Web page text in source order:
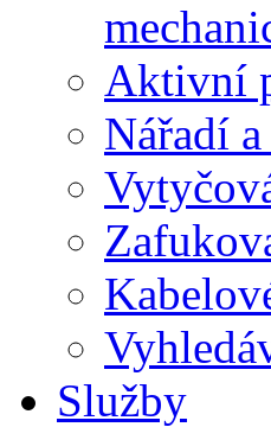
Aktivní
Nářadí
Služby